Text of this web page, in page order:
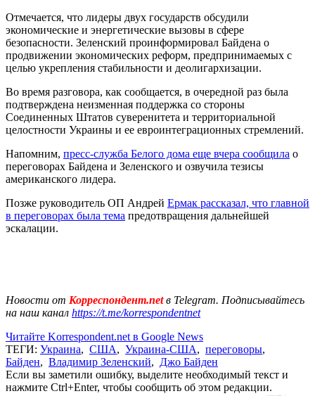
Отмечается, что лидеры двух государств обсудили
экономические и энергетические вызовы в сфере
безопасности. Зеленский проинформировал Байдена о
продвижении экономических реформ, предпринимаемых с
целью укрепления стабильности и деолигархизации.
Во время разговора, как сообщается, в очередной раз была
подтверждена неизменная поддержка со стороны
Соединенных Штатов суверенитета и территориальной
целостности Украины и ее евроинтеграционных стремлений.
Напомним, пресс-служба Белого дома еще вчера сообщила о
переговорах Байдена и Зеленского и озвучила тезисы
американского лидера.
Позже руководитель ОП Андрей Ермак рассказал, что главной
в переговорах была тема предотвращения дальнейшей
эскалации.
Новости от Корреспондент.netв Telegram. Подписывайтесь
на наш канал https://t.me/korrespondentnet
Читайте Korrespondent.net в Google News
ТЕГИ: Украина, США, Украина-США, переговоры,
Байден, Владимир Зеленский, Джо Байден
Если вы заметили ошибку, выделите необходимый текст и
нажмите Ctrl+Enter, чтобы сообщить об этом редакции.